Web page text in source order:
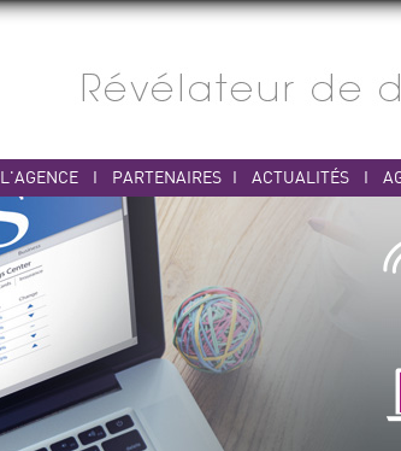
L'AGENCE I PARTENAIRES I ACTUALITÉS I